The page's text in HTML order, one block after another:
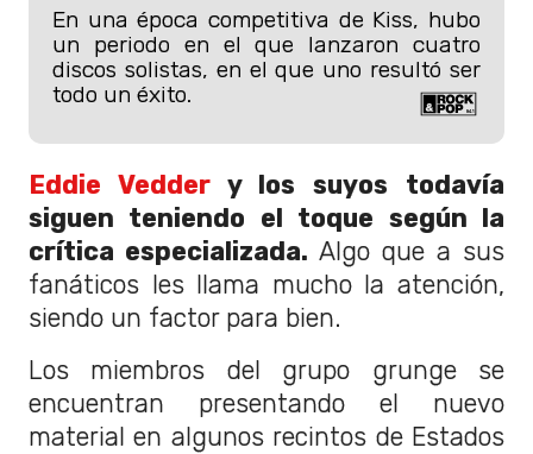
En una época competitiva de Kiss, hubo
un periodo en el que lanzaron cuatro
discos solistas, en el que uno resultó ser
todo un éxito.
Eddie Veddery los suyos todavía
siguen teniendo el toque según la
crítica especializada. Algo que a sus
fanáticos les llama mucho la atención,
siendo un factor para bien.
Los miembros del grupo grunge se
encuentran presentando el nuevo
material en algunos recintos de Estados